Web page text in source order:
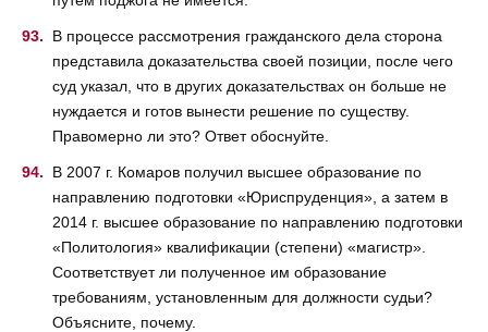
В процессе рассмотрения гражданского дела сторона
представила доказательства своей позиции, после чего
суд указал, что в других доказательствах он больше не
нуждается и готов вынести решение по существу.
Правомерно ли это? Ответ обоснуйте.
В 2007 г. Комаров получил высшее образование по
направлению подготовки «Юриспруденция», а затем в
2014 г. высшее образование по направлению подготовки
«Политология» квалификации (степени) «магистр».
Соответствует ли полученное им образование
требованиям, установленным для должности судьи?
Объясните, почему.